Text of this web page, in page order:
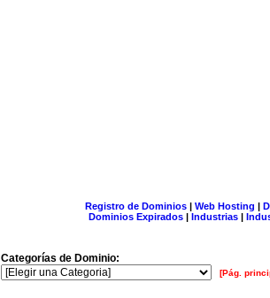
Registro de Dominios| Web Hosting |
Dominios Expirados | Industrias |
Categorías de Dominio:
[Pág.